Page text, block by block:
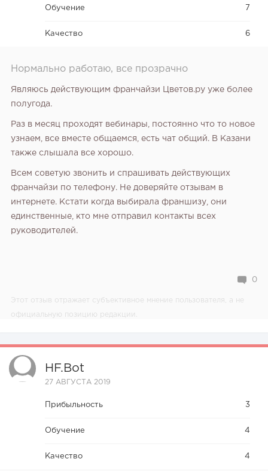
Обучение 7
Качество 6
Нормально работаю, все прозрачно
Являюсь действующим франчайзи Цветов.ру уже более
полугода.
Раз в месяц проходят вебинары, постоянно что то новое
узнаем, все вместе общаемся, есть чат общий. В Казани
также слышала все хорошо.
Всем советую звонить и спрашивать действующих
франчайзи по телефону. Не доверяйте отзывам в
интернете. Кстати когда выбирала франшизу, они
единственные, кто мне отправил контакты всех
руководителей.
0
Этот отзыв отражает субъективное мнение пользователя, а не
официальную позицию редакции.
HF.bot
27 АВГУСТА 2019
Прибыльность 3
Обучение 4
Качество 4